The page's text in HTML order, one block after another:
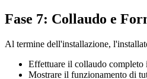
Fase 7: Collaudo e
Al termine dell'installazione,
Effettuare il collaudo completo
Mostrare il funzionamento di